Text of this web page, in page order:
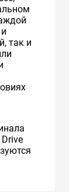
так и